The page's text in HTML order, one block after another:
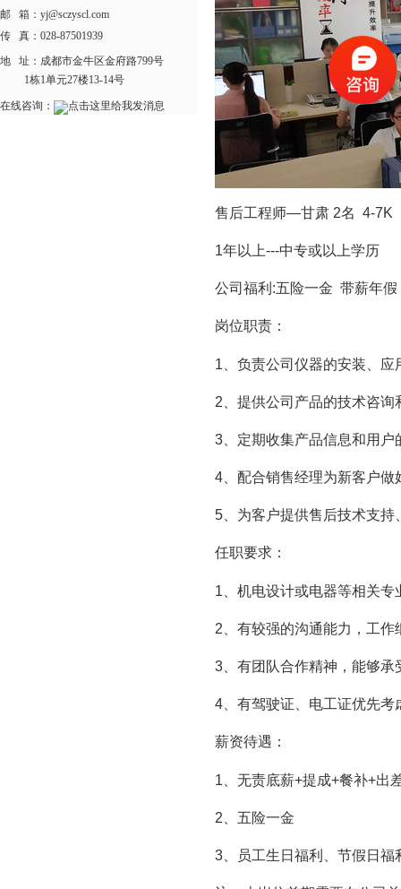
邮 箱：yj@sczyscl.com
传 真：028-87501939
地 址： 成都市金牛区金府路799号
1栋1单元27楼13-14号
在线咨询：
售后工程师—甘肃 2名 4-7K
1年以上---中专或以上学历
公司福利 :五险一金 带薪年假
岗位职责：
1 、负责公司仪器的安装、
2 、提供公司产品的技术咨询
3 、定期收集产品信息和用
4 、配合销售经理为新客户
5 、为客户提供售后技术支
任职要求：
1 、机电设计或电器等相关
2 、有较强的沟通能力，工
3 、有团队合作精神，能够
4 、有驾驶证、电工证优先考
薪资待遇：
1 、无责底薪+提成+餐补+出
2 、五险一金
3 、员工生日福利、节假日福